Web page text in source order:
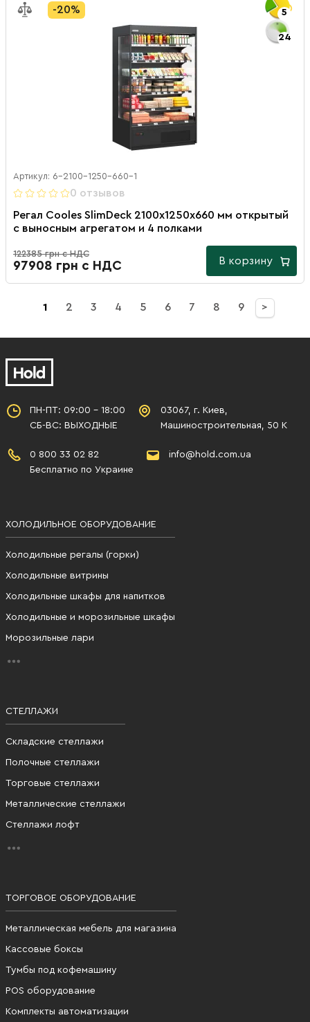
5
24
-20%
Артикул: 6-2100-1250-660-1
0 отзывов
Регал Cooles SlimDeck 2100х1250х660 мм открытый
с выносным агрегатом и 4 полками
122385 грн с НДС
97908 грн с НДС В корзину
1 2 3 4 5 6 7 8 9 >
ПН-ПТ: 09:00 - 18:00
СБ-ВС: ВЫХОДНЫЕ
03067, г. Киев,
Машиностроительная, 50 К
0 800 33 02 82
Бесплатно по Украине
info@hold.com.ua
ХОЛОДИЛЬНОЕ ОБОРУДОВАНИЕ
Холодильные регалы (горки)
Холодильные витрины
Холодильные шкафы для напитков
Холодильные и морозильные шкафы
Морозильные лари
СТЕЛЛАЖИ
Складские стеллажи
Полочные стеллажи
Торговые стеллажи
Металлические стеллажи
Стеллажи лофт
ТОРГОВОЕ ОБОРУДОВАНИЕ
Металлическая мебель для магазина
Кассовые боксы
Тумбы под кофемашину
POS оборудование
Комплекты автоматизации